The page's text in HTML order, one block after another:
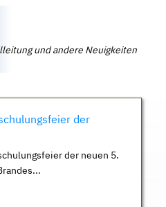
und andere Neuigkeiten
der
der neuen 5.